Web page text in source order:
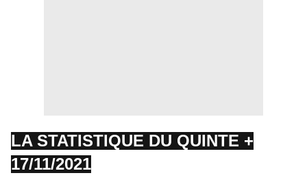
LA STATISTIQUE DU QUINTE +
17/11/2021